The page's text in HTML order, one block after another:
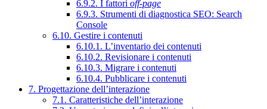
6.9.2. I fattori off-page
6.9.3. Strumenti di diagnostica SEO: Search
Console
6.10. Gestire i contenuti
6.10.1. L’inventario dei contenuti
6.10.2. Revisionare i contenuti
6.10.3. Migrare i contenuti
6.10.4. Pubblicare i contenuti
7. Progettazione dell’interazione
7.1. Caratteristiche dell’interazione